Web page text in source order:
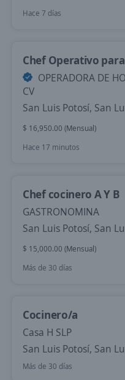
Hace 7 días
Chef Operativo
OPERADORA DE
CV
San Luis Potosí, San
$ 16,950.00 (Mensual)
Hace 17 minutos
Chef cocinero A Y B
GASTRONOMINA
San Luis Potosí, San
$ 15,000.00 (Mensual)
Más de 30 días
Cocinero/a
Casa H SLP
San Luis Potosí, San
Más de 30 días